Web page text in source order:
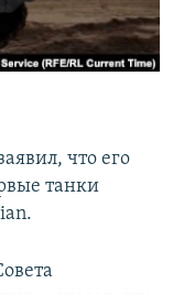
что его
танки